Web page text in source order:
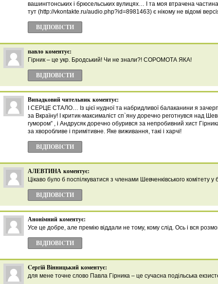
вашингтонських і брюсельських вулицях… І та моя втрачена
тут (http://vkontakte.ru/audio.php?id=8981463) є нікому не відомі
ВІДПОВІCТИ
павло коментує:
Гірник – це укр. Бродський! Чи не знали?! СОРОМОТА ЯКА!
ВІДПОВІCТИ
Випадковий чительник коментує:
І СЕРЦЕ СТАЛО… Із цієї нудної та набридливої балаканини я
за Вкраїну! І критик-максималіст сп`яну доречно реготнувся над
гумором” , і Андрусяк доречно обурився за непробивний хист
за хворобливе і примітивне. Яке виживання, такі і харчі!
ВІДПОВІCТИ
АЛЕВТИНА коментує:
Цікаво було б поспілкуватися з членами Шевченківського комітету у
ВІДПОВІCТИ
Анонімний коментує:
Усе це добре, але премію віддали не тому, кому слід. Ось і вся
ВІДПОВІCТИ
Cергій Вінницький коментує:
для мене точне слово Павла Гірника – це сучасна подільська